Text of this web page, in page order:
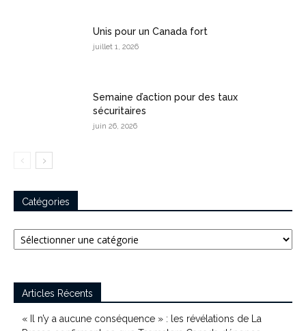
Unis pour un Canada fort
juillet 1, 2026
Semaine d’action pour des taux
sécuritaires
juin 26, 2026
Catégories
Catégories
Articles Récents
« Il n’y a aucune conséquence » : les révélations de La